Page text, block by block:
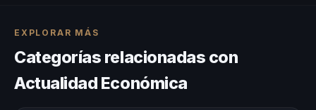
EXPLORAR MÁS
Categorías relacionadas con
Actualidad Económica